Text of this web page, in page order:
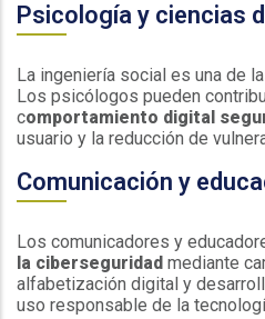
Psicología y ciencias
La ingeniería social es una de
Los psicólogos pueden
comportamiento digital
usuario y la reducción de
Comunicación y
Los comunicadores y
la ciberseguridad mediante
alfabetización digital y
uso responsable de la